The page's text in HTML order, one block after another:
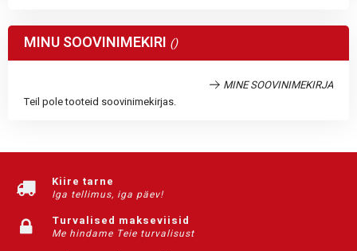
MINU SOOVINIMEKIRI
MINE SOOVINIMEKIRJA
Teil pole tooteid soovinimekirjas.
Kiire tarne
Iga tellimus, iga päev!
Turvalised makseviisid
Me hindame Teie turvalisust